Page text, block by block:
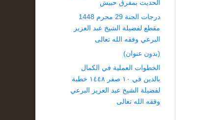
الحديث بمفرق حبيش
درجات الجنة 29 محرم 1448
مقطع لفضيلة الشيخ عبد العزيز
البرعي وفقه الله تعالى
(بدون عنوان)
الخطوات العملية في الكمال
بالدين في ١٠ صفر ١٤٤٨ خطبة
لفضيلة الشيخ عبد العزيز البرعي
وفقه الله تعالى